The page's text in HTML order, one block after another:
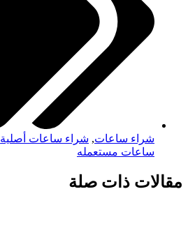
شراء ساعات, شراء ساعات أصلية
ساعات مستعمله
مقالات ذات صلة